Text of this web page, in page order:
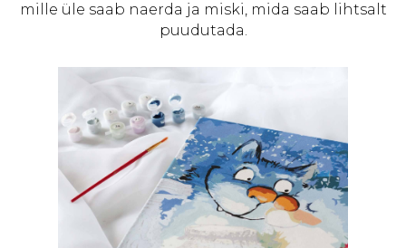
mille üle saab naerda ja miski, mida saab lihtsalt
puudutada.